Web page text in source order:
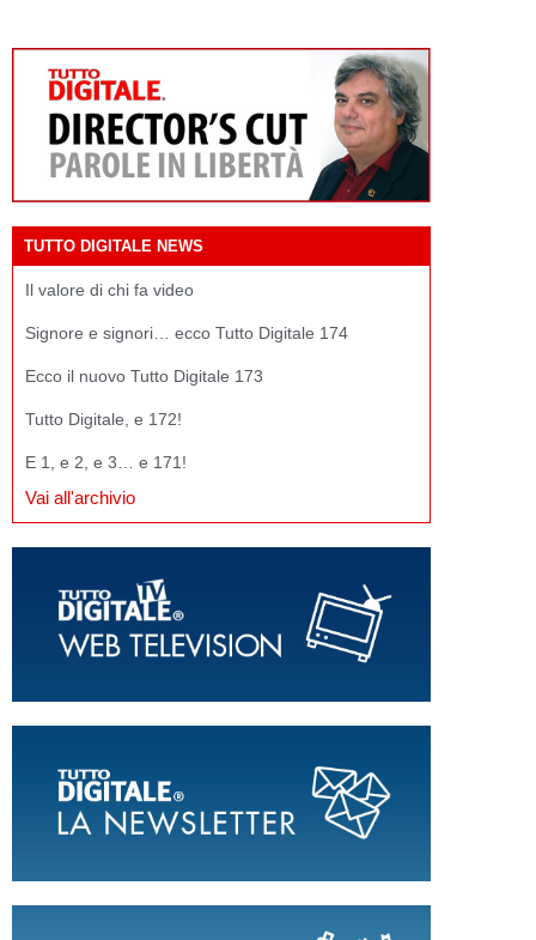
TUTTO DIGITALE NEWS
Il valore di chi fa video
Signore e signori… ecco Tutto Digitale 174
Ecco il nuovo Tutto Digitale 173
Tutto Digitale, e 172!
E 1, e 2, e 3… e 171!
Vai all'archivio